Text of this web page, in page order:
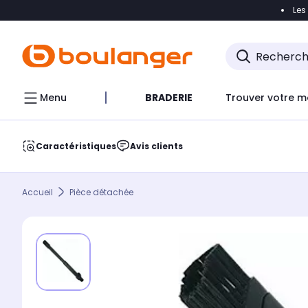
Accéder
Menu BRADERIE Trouver votre
Caractéristiques Avis clients
Accueil Pièce détachée